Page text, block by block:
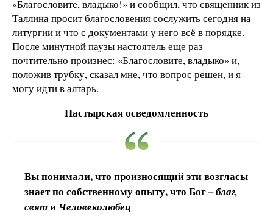
«Благословите, владыко!» и сообщил, что священник из
Таллина просит благословения сослужить сегодня на
литургии и что с документами у него всё в порядке.
После минутной паузы настоятель еще раз
почтительно произнес: «Благословите, владыко» и,
положив трубку, сказал мне, что вопрос решен, и я
могу идти в алтарь.
Пастырская осведомленность
Вы понимали, что произносящий эти возгласы
знает по собственному опыту, что Бог –благ,
святи Человеколюбец